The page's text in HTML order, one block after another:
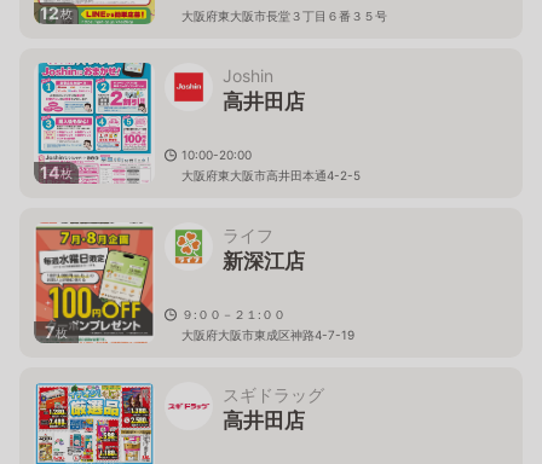
12枚 大阪府東大阪市長堂３丁目６番３５号
14枚
Joshin
高井田店
10:00-20:00
大阪府東大阪市高井田本通4-2-5
7枚
ライフ
新深江店
９:００－２１:００
大阪府大阪市東成区神路4-7-19
スギドラッグ
高井田店